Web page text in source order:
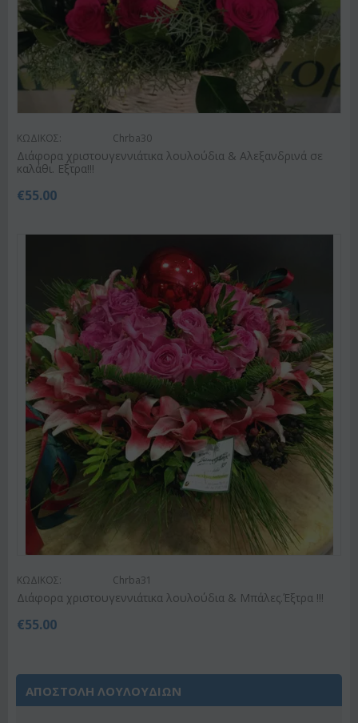
ΚΩΔΙΚΟΣ: Chrba30
Διάφορα χριστουγεννιάτικα λουλούδια & Αλεξανδρινά σε
καλάθι. Εξτρα!!!
€55.00
ΚΩΔΙΚΟΣ: Chrba31
Διάφορα χριστουγεννιάτικα λουλούδια & Μπάλες.Έξτρα !!!
€55.00
ΑΠΟΣΤΟΛΗ ΛΟΥΛΟΥΔΙΩΝ